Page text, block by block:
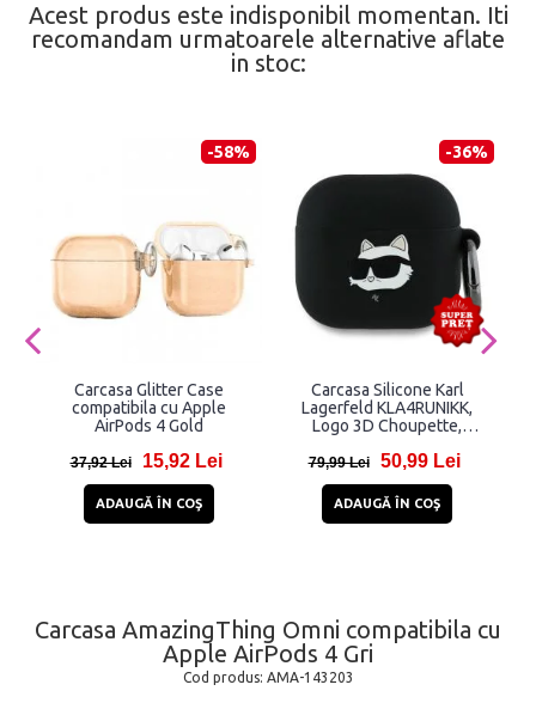
Acest produs este indisponibil momentan. Iti
recomandam urmatoarele alternative aflate
in stoc:
-58%
Carcasa Glitter Case
compatibila cu Apple
AirPods 4 Gold
37,92 Lei 15,92 Lei
ADAUGĂ ÎN COŞ
-36%
Carcasa Silicone Karl
Lagerfeld KLA4RUNIKK,
Logo 3D Choupette,
Negru
79,99 Lei 50,99 Lei
ADAUGĂ ÎN COŞ
Carcasa AmazingThing Omni compatibila cu
Apple AirPods 4 Gri
Cod produs: AMA-143203